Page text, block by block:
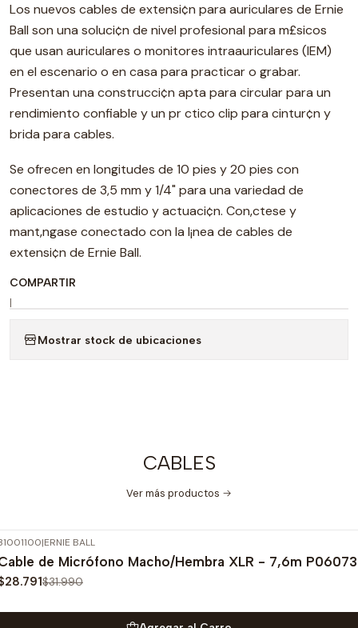
Los nuevos cables de extensi¢n para auriculares de Ernie
Ball son una soluci¢n de nivel profesional para m£sicos
que usan auriculares o monitores intraauriculares (IEM)
en el escenario o en casa para practicar o grabar.
Presentan una construcci¢n apta para circular para un
rendimiento confiable y un pr ctico clip para cintur¢n y
brida para cables.
Se ofrecen en longitudes de 10 pies y 20 pies con
conectores de 3,5 mm y 1/4" para una variedad de
aplicaciones de estudio y actuaci¢n. Con‚ctese y
mant‚ngase conectado con la l¡nea de cables de
extensi¢n de Ernie Ball.
COMPARTIR
|
Mostrar stock de ubicaciones
CABLES
Ver más productos
OFF
|ERNIE BALL
de Micrófono Macho/Hembra XLR - 7,6m P06073
$31.990